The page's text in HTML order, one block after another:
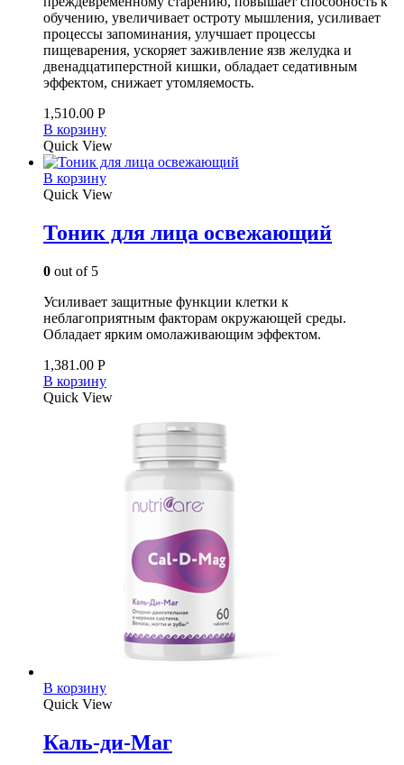
обучению, увеличивает остроту мышления, усиливает
процессы запоминания, улучшает процессы
пищеварения, ускоряет заживление язв желудка и
двенадцатиперстной кишки, обладает седативным
эффектом, снижает утомляемость.
1,510.00 Р
В корзину
Quick View
В корзину
Quick View
Тоник для лица освежающий
0 out of 5
Усиливает защитные функции клетки к
неблагоприятным факторам окружающей среды.
Обладает ярким омолаживающим эффектом.
1,381.00 Р
В корзину
Quick View
В корзину
Quick View
Каль-ди-Маг